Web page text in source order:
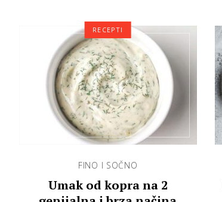
FINO I SOČNO
Umak od kopra na 2
RECEPTI